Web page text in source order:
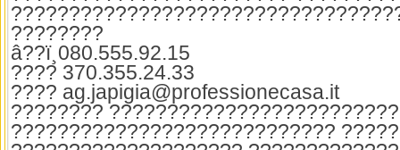
????????
â??ï¸080.555.92.15
???? 370.355.24.33
???? ag.japigia@professionecasa.it
????????
????????????????????????????